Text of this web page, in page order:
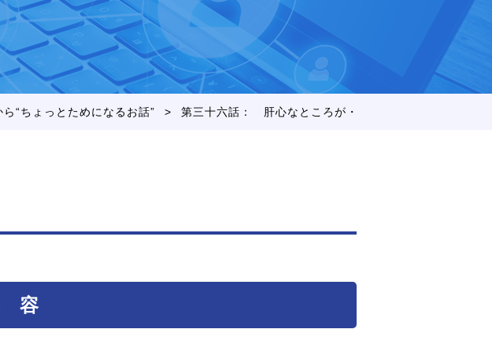
“ちょっとためになるお話” > 第三十六話： 肝心なところが・・
容